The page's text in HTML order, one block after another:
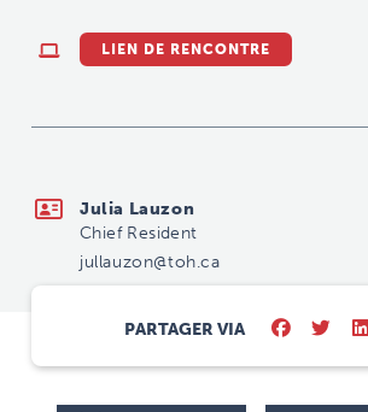
LIEN DE RENCONTRE
Julia Lauzon
Chief Resident
jullauzon@toh.ca
PARTAGER VIA